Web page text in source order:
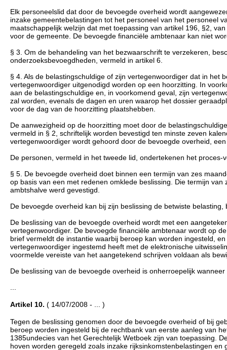
Elk personeelslid dat door de bevoegde overheid wordt
inzake gemeentebelastingen tot het personeel van het personeel
maatschappelijk welzijn dat met toepassing van artikel 196, §2,
voor de gemeente. De bevoegde financiële ambtenaar kan niet
§ 3. Om de behandeling van het bezwaarschrift te verzekeren,
onderzoeksbevoegdheden, vermeld in artikel 6.
§ 4. Als de belastingschuldige of zijn vertegenwoordiger dat in het
vertegenwoordiger uitgenodigd worden op een hoorzitting. In
aan de belastingschuldige en, in voorkomend geval, zijn
zal worden, evenals de dagen en uren waarop het dossier
voor de dag van de hoorzitting plaatshebben.
De aanwezigheid op de hoorzitting moet door de
vermeld in § 2, schriftelijk worden bevestigd ten minste zeven
vertegenwoordiger wordt gehoord door de bevoegde overheid,
De personen, vermeld in het tweede lid, ondertekenen het proces-
§ 5. De bevoegde overheid doet binnen een termijn van zes
op basis van een met redenen omklede beslissing. Die termijn
ambtshalve werd gevestigd.
De bevoegde overheid kan bij zijn beslissing de betwiste
De beslissing van de bevoegde overheid wordt met een
vertegenwoordiger. De bevoegde financiële ambtenaar wordt op
brief vermeldt de instantie waarbij beroep kan worden ingesteld,
vertegenwoordiger ingestemd heeft met de elektronische
voormelde vereiste van het aangetekend schrijven voldaan als
De beslissing van de bevoegde overheid is onherroepelijk
Artikel 10. ( 14/07/2008 - ... )
Tegen de beslissing genomen door de bevoegde overheid of bij
beroep worden ingesteld bij de rechtbank van eerste aanleg van
1385undecies van het Gerechtelijk Wetboek zijn van toepassing.
hoven worden geregeld zoals inzake rijksinkomstenbelastingen en